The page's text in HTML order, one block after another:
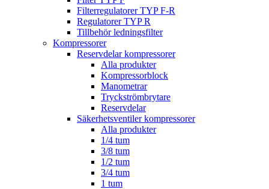
Filterregulatorer TYP F-R
Regulatorer TYP R
Tillbehör ledningsfilter
Kompressorer
Reservdelar kompressorer
Alla produkter
Kompressorblock
Manometrar
Tryckströmbrytare
Reservdelar
Säkerhetsventiler kompressorer
Alla produkter
1/4 tum
3/8 tum
1/2 tum
3/4 tum
1 tum